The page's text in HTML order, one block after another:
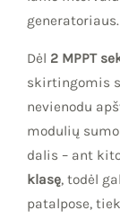
generatoriaus.
Dėl 2 MPPT
skirtingomis
nevienodu
modulių
dalis – ant
klasę, todėl
patalpose,